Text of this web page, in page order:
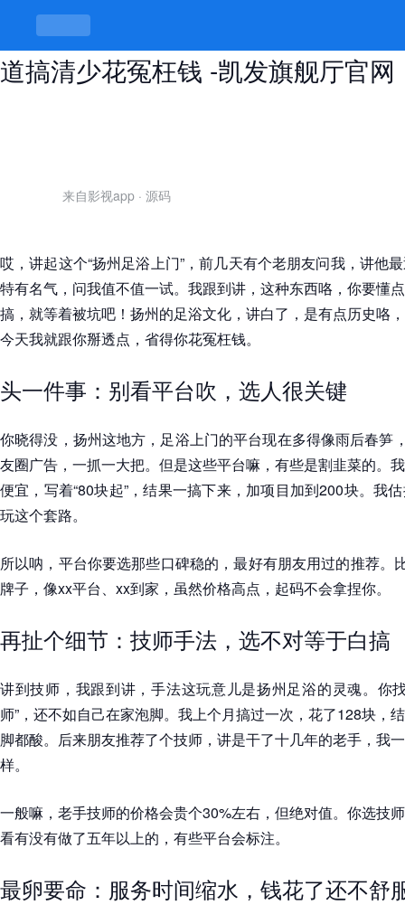
扬州足浴上门值不值？跟到我讲，门
道搞清少花冤枉钱 -凯发旗舰厅官网
来自影视app · 源码
哎，讲起这个“扬州足浴上门”，前几天有个老朋友问我，讲他
特有名气，问我值不值一试。我跟到讲，这种东西咯，你要懂
搞，就等着被坑吧！扬州的足浴文化，讲白了，是有点历史咯
今天我就跟你掰透点，省得你花冤枉钱。
头一件事：别看平台吹，选人很关键
你晓得没，扬州这地方，足浴上门的平台现在多得像雨后春笋
友圈广告，一抓一大把。但是这些平台嘛，有些是割韭菜的。
便宜，写着“80块起”，结果一搞下来，加项目加到200块。我
玩这个套路。
所以呐，平台你要选那些口碑稳的，最好有朋友用过的推荐。
牌子，像xx平台、xx到家，虽然价格高点，起码不会拿捏你。
再扯个细节：技师手法，选不对等于白搞
讲到技师，我跟到讲，手法这玩意儿是扬州足浴的灵魂。你
师”，还不如自己在家泡脚。我上个月搞过一次，花了128块，
脚都酸。后来朋友推荐了个技师，讲是干了十几年的老手，我
样。
一般嘛，老手技师的价格会贵个30%左右，但绝对值。你选技
看有没有做了五年以上的，有些平台会标注。
最卵要命：服务时间缩水，钱花了还不舒